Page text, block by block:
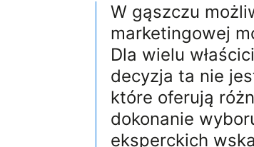
W gąszczu
marketingowej
Dla wielu
decyzja ta nie
które oferują
dokonanie
eksperckich